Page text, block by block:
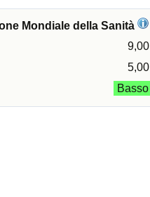
Mondiale della Sanità
9,00
5,00
Basso